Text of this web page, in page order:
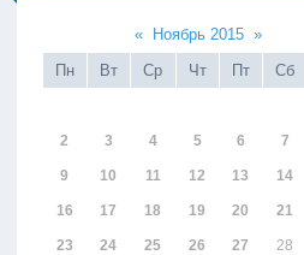
« Ноябрь 2015 »
Пн
Вт Ср Чт Пт Сб
2 3 4 5 6 7
9 10 11 12 13 14
16 17 18 19 20 21
23 24 25 26 27 28